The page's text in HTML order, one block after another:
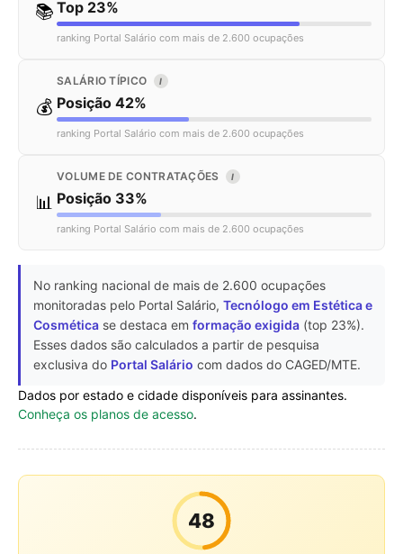
📚 Top 23%
ranking Portal Salário com mais de 2.600 ocupações
💰
SALÁRIO TÍPICO I
Posição 42%
ranking Portal Salário com mais de 2.600 ocupações
📊
VOLUME DE CONTRATAÇÕES I
Posição 33%
ranking Portal Salário com mais de 2.600 ocupações
No ranking nacional de mais de 2.600 ocupações
monitoradas pelo Portal Salário, Tecnólogo em Estética e
Cosmética se destaca em formação exigida (top 23%).
Esses dados são calculados a partir de pesquisa
exclusiva do Portal Salário com dados do CAGED/MTE.
Dados por estado e cidade disponíveis para assinantes.
Conheça os planos de acesso.
48